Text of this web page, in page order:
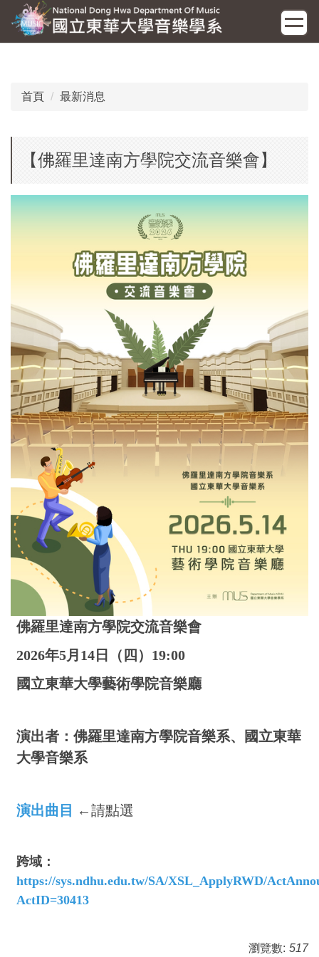
到
主
首頁 最新消息
【佛羅里達南方學院交流音樂會】
佛羅里達南方學院交流音樂會
2026年5月14日（四）19:00
國立東華大學藝術學院音樂廳
演出者：佛羅里達南方學院音樂系、國立東華
大學音樂系
演出曲目 ←請點選
跨域：
https://sys.ndhu.edu.tw/SA/XSL_ApplyRWD/
ActID=30413
瀏覽數: 517